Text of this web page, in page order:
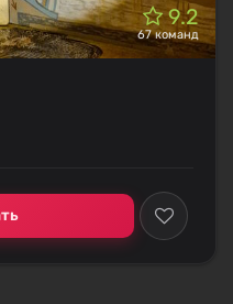
9.2
67 команд